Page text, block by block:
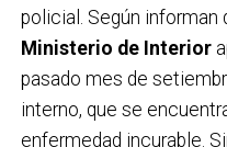
policial. Según informan
Ministerio de Interior
pasado mes de
interno, que se
enfermedad incurable.